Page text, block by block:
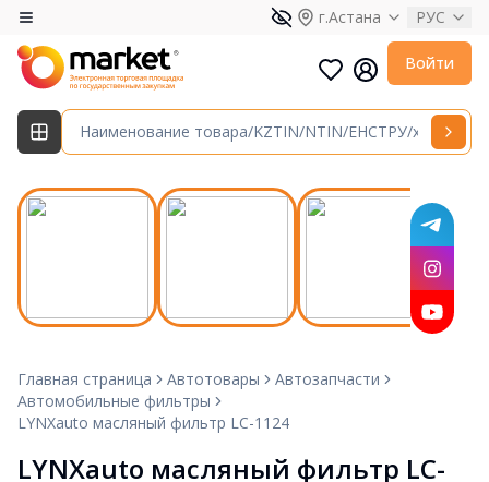
г.Астана РУС
Войти
Главная страница Автотовары
Автозапчасти
Автомобильные фильтры
LYNXauto масляный фильтр LC-1124
LYNXauto масляный фильтр LC-